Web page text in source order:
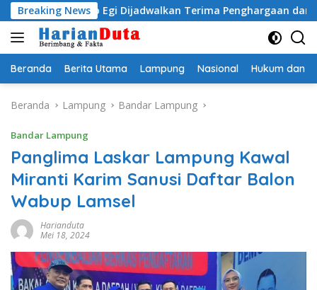
Langsung
ke
konten
Breaking News
Egi Dijadwalkan Terima Penghargaan dari HKBP Lampung
Beranda Berita Utama Lampung Nasional Hukum dan
Beranda Lampung Bandar Lampung
Bandar Lampung
Panglima Laskar Lampung Kawal
Miranti Karim Sanusi Daftar Balon
Wabup Lamsel
Harianduta
Mei 18, 2024